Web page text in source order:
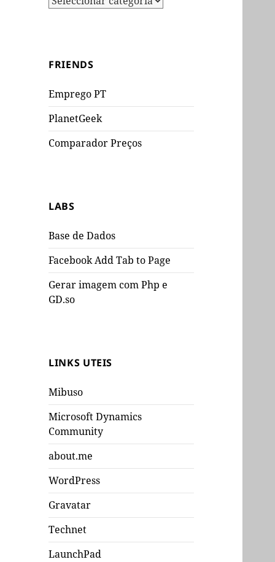
FRIENDS
Emprego PT
PlanetGeek
Comparador Preços
LABS
Base de Dados
Facebook Add Tab to Page
Gerar imagem com Php e
GD.so
LINKS UTEIS
Mibuso
Microsoft Dynamics
Community
about.me
WordPress
Gravatar
Technet
LaunchPad